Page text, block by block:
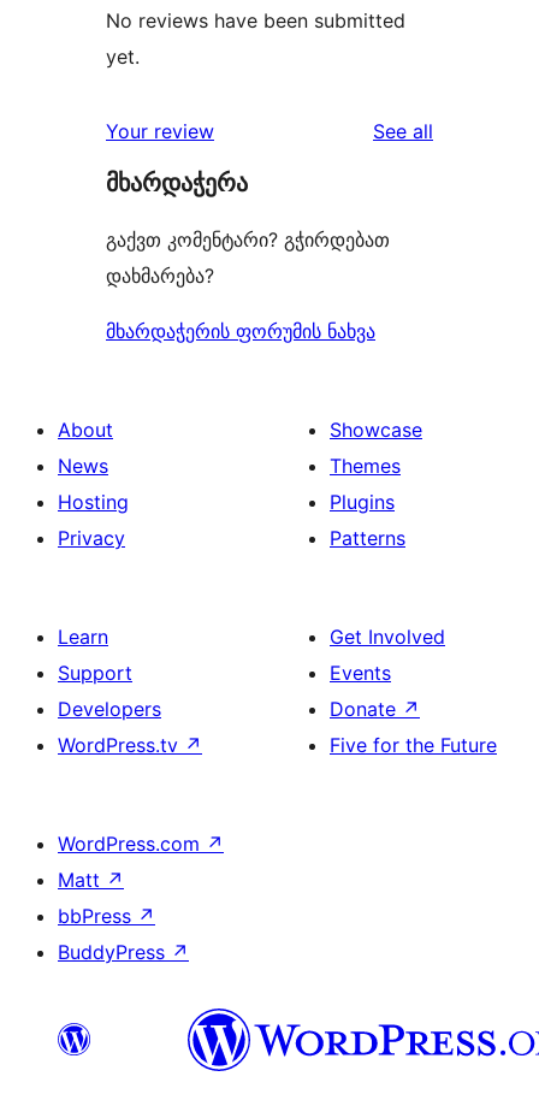
No reviews have been submitted
yet.
Your review See all
მხარდაჭერა
გაქვთ კომენტარი? გჭირდებათ
დახმარება?
მხარდაჭერის ფორუმის ნახვა
About
News
Hosting
Privacy
Showcase
Themes
Plugins
Patterns
Learn
Support
Developers
WordPress.tv ↗
Get Involved
Events
Donate ↗
Five for the Future
WordPress.com ↗
Matt ↗
bbPress ↗
BuddyPress ↗